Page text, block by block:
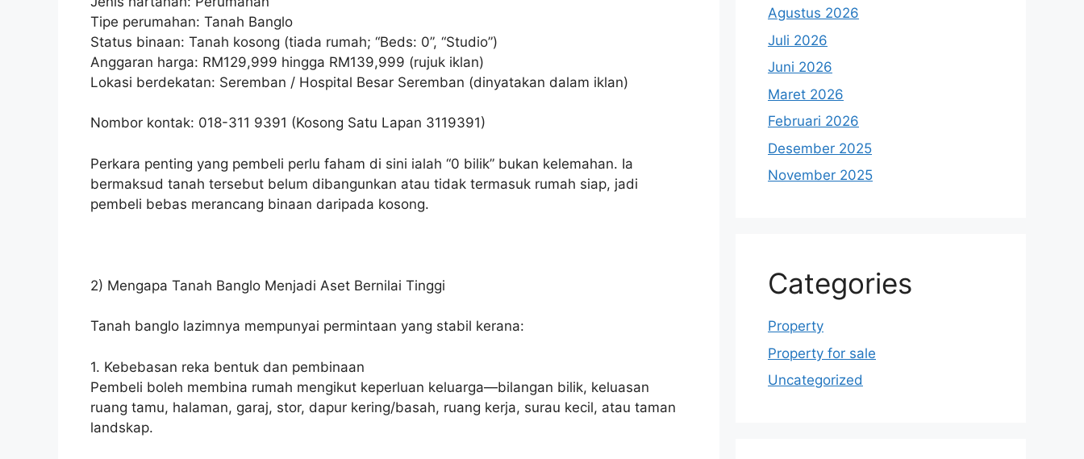
Tipe perumahan: Tanah Banglo
Status binaan: Tanah kosong (tiada rumah; “Beds: 0”, “Studio”)
Anggaran harga: RM129,999 hingga RM139,999 (rujuk iklan)
Lokasi berdekatan: Seremban / Hospital Besar Seremban (dinyatakan dalam iklan)
Nombor kontak: 018-311 9391 (Kosong Satu Lapan 3119391)
Perkara penting yang pembeli perlu faham di sini ialah “0 bilik” bukan kelemahan. Ia
bermaksud tanah tersebut belum dibangunkan atau tidak termasuk rumah siap, jadi
pembeli bebas merancang binaan daripada kosong.
2) Mengapa Tanah Banglo Menjadi Aset Bernilai Tinggi
Tanah banglo lazimnya mempunyai permintaan yang stabil kerana:
1. Kebebasan reka bentuk dan pembinaan
Pembeli boleh membina rumah mengikut keperluan keluarga—bilangan bilik, keluasan
ruang tamu, halaman, garaj, stor, dapur kering/basah, ruang kerja, surau kecil, atau taman
landskap.
Agustus 2026
Juli 2026
Juni 2026
Maret 2026
Februari 2026
Desember 2025
November 2025
Categories
Property
Property for sale
Uncategorized